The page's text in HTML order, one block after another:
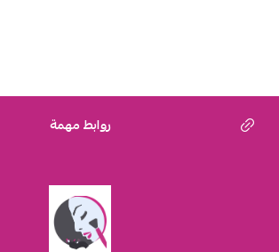
روابط مهمة